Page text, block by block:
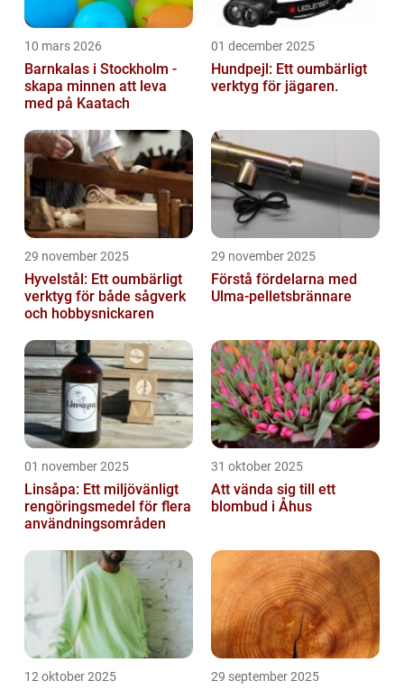
10 mars 2026
Barnkalas i Stockholm -
skapa minnen att leva
med på Kaatach
01 december 2025
Hundpejl: Ett oumbärligt
verktyg för jägaren.
29 november 2025
Hyvelstål: Ett oumbärligt
verktyg för både sågverk
och hobbysnickaren
29 november 2025
Förstå fördelarna med
Ulma-pelletsbrännare
01 november 2025
Linsåpa: Ett miljövänligt
rengöringsmedel för flera
användningsområden
31 oktober 2025
Att vända sig till ett
blombud i Åhus
12 oktober 2025 29 september 2025